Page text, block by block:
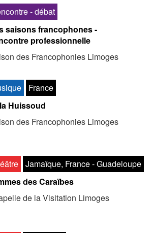
- débat
saisons francophones -
professionnelle
des Francophonies Limoges
France
Huissoud
des Francophonies Limoges
Jamaïque, France - Guadeloupe
des Caraïbes
de la Visitation Limoges